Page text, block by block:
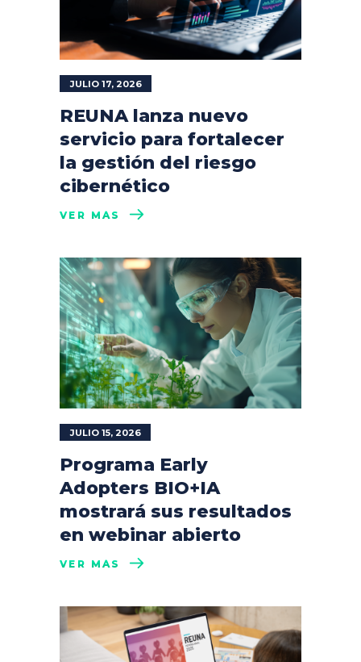
JULIO 17, 2026
REUNA lanza nuevo
servicio para fortalecer
la gestión del riesgo
cibernético
VER MÁS
JULIO 15, 2026
Programa Early
Adopters BIO+IA
mostrará sus resultados
en webinar abierto
VER MÁS